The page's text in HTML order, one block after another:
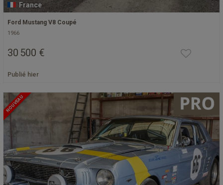
France
Ford Mustang V8 Coupé
1966
30 500 €
Publié hier
NOUVEAU